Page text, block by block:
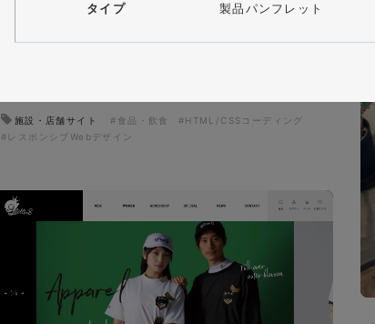
施設・店舗サイト #食品・飲食
#HTML/CSSコーディング
#レスポンシブWebデザイン
タイプ 製品パンフレット